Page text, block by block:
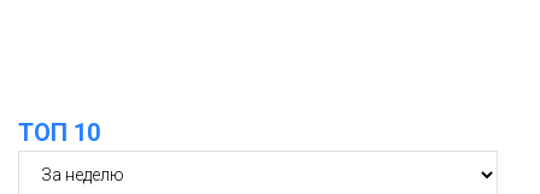
18:30
Заполярное лето в разгаре: Норильск
прогрелся до 29 градусов
ТОП 10